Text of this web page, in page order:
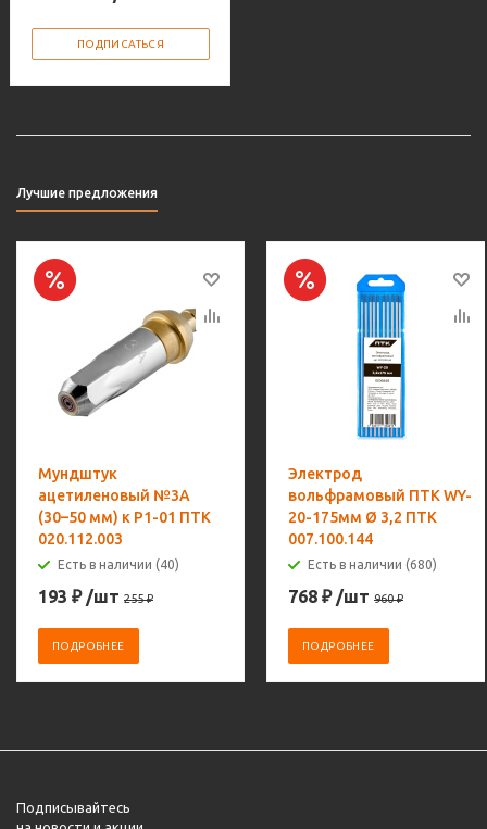
ПОДПИСАТЬСЯ
Лучшие предложения
Мундштук
ацетиленовый №3А
(30–50 мм) к Р1-01 ПТК
020.112.003
Есть в наличии (40)
193 ₽ /шт 255₽
ПОДРОБНЕЕ
Электрод
вольфрамовый ПТК WY-
20-175мм Ø 3,2 ПТК
007.100.144
Есть в наличии (680)
768 ₽ /шт 960₽
ПОДРОБНЕЕ
Подписывайтесь